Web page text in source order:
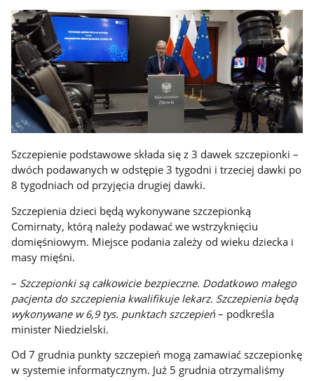
Szczepienie podstawowe składa się z 3 dawek szczepionki –
dwóch podawanych w odstępie 3 tygodni i trzeciej dawki po
8 tygodniach od przyjęcia drugiej dawki.
Szczepienia dzieci będą wykonywane szczepionką
Comirnaty, którą należy podawać we wstrzyknięciu
domięśniowym. Miejsce podania zależy od wieku dziecka i
masy mięśni.
– Szczepionki są całkowicie bezpieczne. Dodatkowo małego
pacjenta do szczepienia kwalifikuje lekarz. Szczepienia będą
wykonywane w 6,9 tys. punktach szczepień– podkreśla
minister Niedzielski.
Od 7 grudnia punkty szczepień mogą zamawiać szczepionkę
w systemie informatycznym. Już 5 grudnia otrzymaliśmy